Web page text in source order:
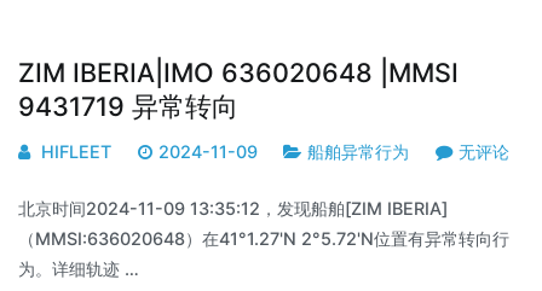
ZIM IBERIA|IMO 636020648 |MMSI
9431719 异常转向
HIFLEET 2024-11-09 船舶异常行为 无评论
北京时间2024-11-09 13:35:12，发现船舶[ZIM IBERIA]
（MMSI:636020648）在41°1.27'N 2°5.72'N位置有异常转向行
为。详细轨迹 …